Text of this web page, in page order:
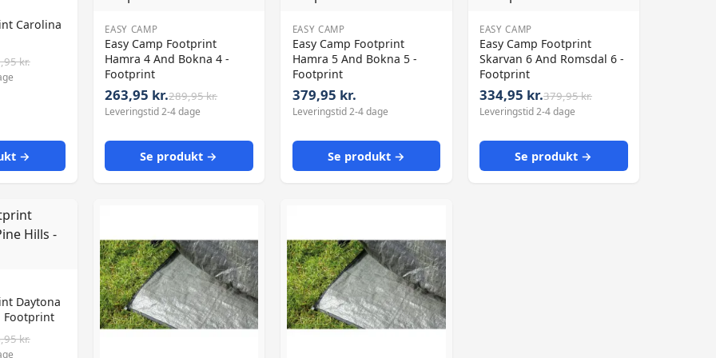
Carolina
kr.
→
EASY CAMP
Easy Camp Footprint
Hamra 4 And Bokna 4 -
Footprint
263,95 kr.289,95 kr.
Leveringstid 2-4 dage
Se produkt →
EASY CAMP
Easy Camp Footprint
Hamra 5 And Bokna 5 -
Footprint
379,95 kr.
Leveringstid 2-4 dage
Se produkt →
EASY CAMP
Easy Camp Footprint
Skarvan 6 And Romsdal 6 -
Footprint
334,95 kr.379,95 kr.
Leveringstid 2-4 dage
Se produkt →
Daytona
Footprint
kr.